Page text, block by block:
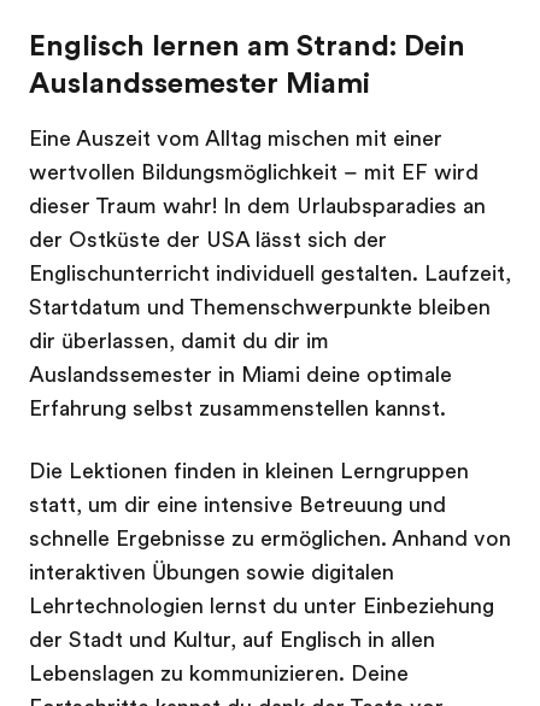
Englisch lernen am Strand: Dein
Auslandssemester Miami
Eine Auszeit vom Alltag mischen mit einer
wertvollen Bildungsmöglichkeit – mit EF wird
dieser Traum wahr! In dem Urlaubsparadies an
der Ostküste der USA lässt sich der
Englischunterricht individuell gestalten. Laufzeit,
Startdatum und Themenschwerpunkte bleiben
dir überlassen, damit du dir im
Auslandssemester in Miami deine optimale
Erfahrung selbst zusammenstellen kannst.
Die Lektionen finden in kleinen Lerngruppen
statt, um dir eine intensive Betreuung und
schnelle Ergebnisse zu ermöglichen. Anhand von
interaktiven Übungen sowie digitalen
Lehrtechnologien lernst du unter Einbeziehung
der Stadt und Kultur, auf Englisch in allen
Lebenslagen zu kommunizieren. Deine